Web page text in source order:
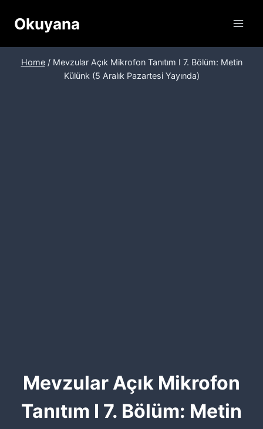
Okuyana
Home / Mevzular Açık Mikrofon Tanıtım I 7. Bölüm: Metin
Külünk (5 Aralık Pazartesi Yayında)
Mevzular Açık Mikrofon
Tanıtım I 7. Bölüm: Metin